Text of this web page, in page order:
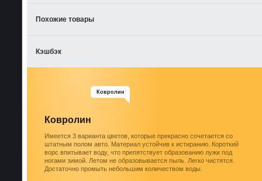
Похожие товары
Кэшбэк
Ковролин
Имеется 3 варианта цветов, которые прекрасно сочетается со
штатным полом авто. Материал устойчив к истиранию. Короткий
ворс впитывает воду, что препятствует образованию лужи под
ногами зимой. Летом не образовывается пыль. Легко чистятся.
Достаточно промыть небольшим количеством воды.
Ковролин